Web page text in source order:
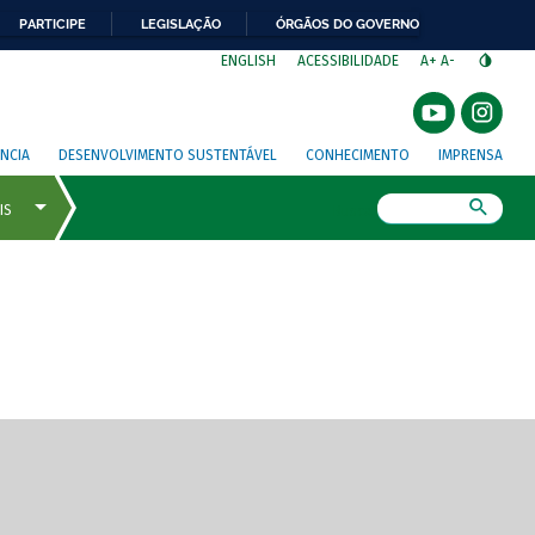
PARTICIPE LEGISLAÇÃO ÓRGÃOS DO GOVERNO
ENGLISH ACESSIBILIDADE A+ A-
DESENVOLVIMENTO SUSTENTÁVEL CONHECIMENTO IMPRENSA
de tela